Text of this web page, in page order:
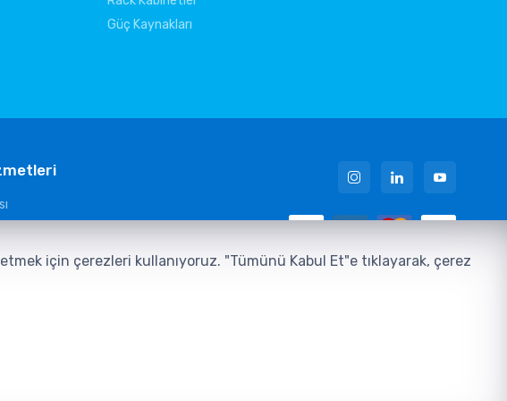
Güç Kaynakları
Aydınlatma Metni
için çerezleri kullanıyoruz. "Tümünü Kabul Et"e tıklayarak, çerez